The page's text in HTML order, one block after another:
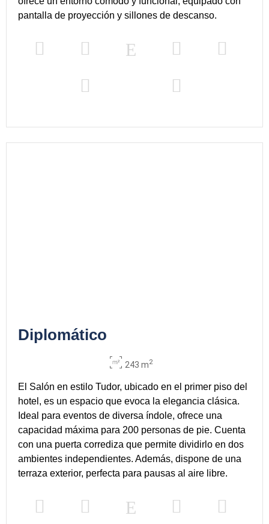
pantalla de proyección y sillones de descanso.
Diplomático
243 m2
El Salón en estilo Tudor, ubicado en el primer piso del
hotel, es un espacio que evoca la elegancia clásica.
Ideal para eventos de diversa índole, ofrece una
capacidad máxima para 200 personas de pie. Cuenta
con una puerta corrediza que permite dividirlo en dos
ambientes independientes. Además, dispone de una
terraza exterior, perfecta para pausas al aire libre.